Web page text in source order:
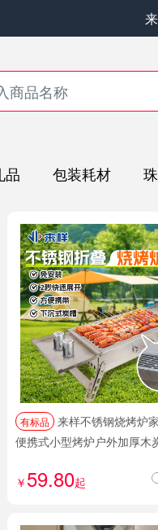
品 包装耗材
有标品
便携式小型烤炉户外加厚木
￥ 59.80起